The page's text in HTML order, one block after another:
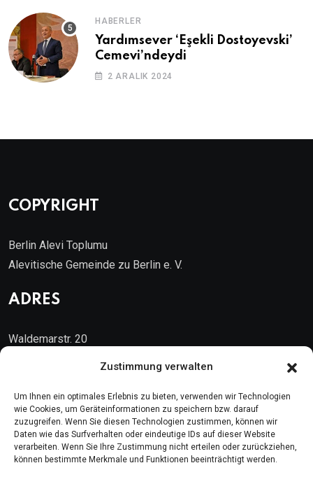
Zustimmung verwalten
Um Ihnen ein optimales Erlebnis zu bieten, verwenden wir Technologien
wie Cookies, um Geräteinformationen zu speichern bzw. darauf
zuzugreifen. Wenn Sie diesen Technologien zustimmen, können wir
Daten wie das Surfverhalten oder eindeutige IDs auf dieser Website
verarbeiten. Wenn Sie Ihre Zustimmung nicht erteilen oder zurückziehen,
können bestimmte Merkmale und Funktionen beeinträchtigt werden.
HABERLER
Yardımsever ‘Eşekli Dostoyevski’
Cemevi’ndeydi
2 ARALIK 2024
COPYRIGHT
Berlin Alevi Toplumu
Alevitische Gemeinde zu Berlin e. V.
ADRES
Waldemarstr. 20
Kontakt
Telefon: (030) 616 58 700
Faks : (030) 616 58 395